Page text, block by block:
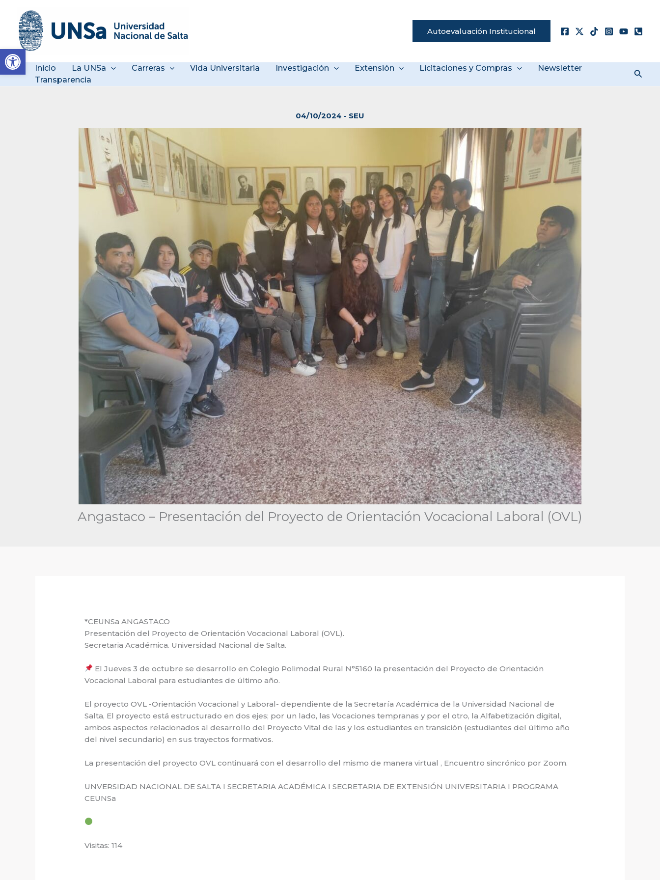
Abrir barra de herramientas
contenido
Autoevaluación Institucional
Inicio La UNSa Carreras Vida Universitaria Investigación Extensión Licitaciones y Compras
Newsletter
Transparencia
04/10/2024 - SEU
Angastaco – Presentación del Proyecto de Orientación Vocacional Laboral (OVL)
*CEUNSa ANGASTACO
Presentación del Proyecto de Orientación Vocacional Laboral (OVL).
Secretaria Académica. Universidad Nacional de Salta.
El Jueves 3 de octubre se desarrollo en Colegio Polimodal Rural N°5160 la presentación del Proyecto de Orientación
Vocacional Laboral para estudiantes de último año.
El proyecto OVL -Orientación Vocacional y Laboral- dependiente de la Secretaría Académica de la Universidad Nacional de
Salta, El proyecto está estructurado en dos ejes; por un lado, las Vocaciones tempranas y por el otro, la Alfabetización digital,
ambos aspectos relacionados al desarrollo del Proyecto Vital de las y los estudiantes en transición (estudiantes del último año
del nivel secundario) en sus trayectos formativos.
La presentación del proyecto OVL continuará con el desarrollo del mismo de manera virtual , Encuentro sincrónico por Zoom.
UNVERSIDAD NACIONAL DE SALTA I SECRETARIA ACADÉMICA I SECRETARIA DE EXTENSIÓN UNIVERSITARIA I PROGRAMA
CEUNSa
Visitas: 114